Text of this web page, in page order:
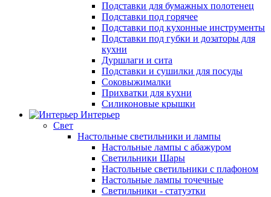
Подставки для бумажных полотенец
Подставки под горячее
Подставки под кухонные инструменты
Подставки под губки и дозаторы для
кухни
Дуршлаги и сита
Подставки и сушилки для посуды
Соковыжималки
Прихватки для кухни
Силиконовые крышки
Интерьер
Свет
Настольные светильники и лампы
Настольные лампы с абажуром
Светильники Шары
Настольные светильники с плафоном
Настольные лампы точечные
Светильники - статуэтки